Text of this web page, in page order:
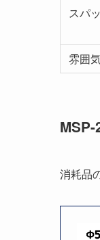
スパ
雰囲
消耗品